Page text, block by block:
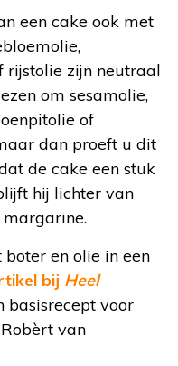
een cake ook met
rijstolie zijn neutraal
om sesamolie,
of
dan proeft u dit
de cake een stuk
hij lichter van
en olie in een
bij Heel
basisrecept voor
van